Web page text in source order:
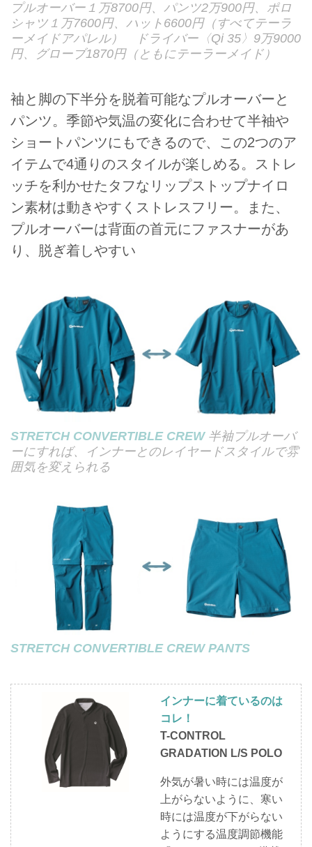
プルオーバー１万8700円、パンツ2万900円、ポロ
シャツ１万7600円、ハット6600円（すべてテーラ
ーメイドアパレル） ドライバー〈Qi 35〉9万9000
円、グローブ1870円（ともにテーラーメイド）
袖と脚の下半分を脱着可能なプルオーバーと
パンツ。季節や気温の変化に合わせて半袖や
ショートパンツにもできるので、この2つのア
イテムで4通りのスタイルが楽しめる。ストレ
ッチを利かせたタフなリップストップナイロ
ン素材は動きやすくストレスフリー。また、
プルオーバーは背面の首元にファスナーがあ
り、脱ぎ着しやすい
STRETCH CONVERTIBLE CREW半袖プルオーバ
ーにすれば、インナーとのレイヤードスタイルで雰
囲気を変えられる
STRETCH CONVERTIBLE CREW PANTS
インナーに着ているのは
コレ！
T-CONTROL
GRADATION L/S POLO
外気が暑い時には温度が
上がらないように、寒い
時には温度が下がらない
ようにする温度調節機能